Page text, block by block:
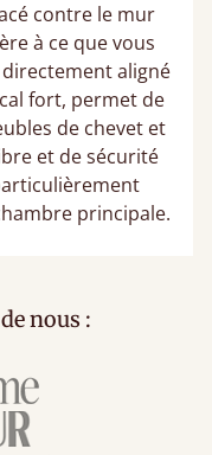
contre le mur
à ce que vous
aligné
fort, permet de
de chevet et
et de sécurité
principale​.
nous :